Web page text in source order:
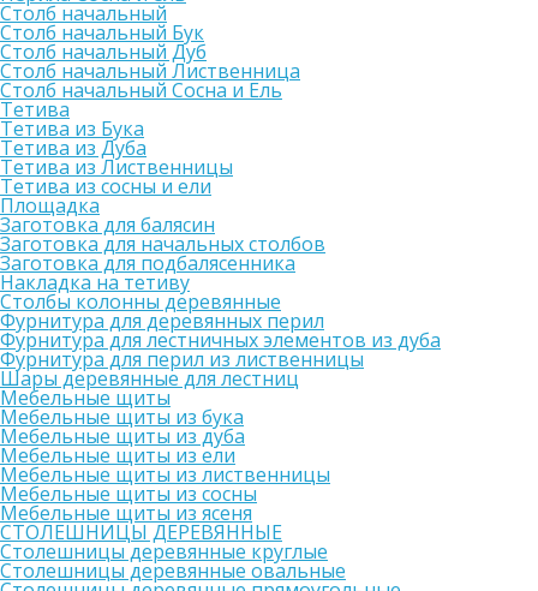
Столб начальный
Столб начальный Бук
Столб начальный Дуб
Столб начальный Лиственница
Столб начальный Сосна и Ель
Тетива
Тетива из Бука
Тетива из Дуба
Тетива из Лиственницы
Тетива из сосны и ели
Площадка
Заготовка для балясин
Заготовка для начальных столбов
Заготовка для подбалясенника
Накладка на тетиву
Столбы колонны деревянные
Фурнитура для деревянных перил
Фурнитура для лестничных элементов из дуба
Фурнитура для перил из лиственницы
Шары деревянные для лестниц
Мебельные щиты
Мебельные щиты из бука
Мебельные щиты из дуба
Мебельные щиты из ели
Мебельные щиты из лиственницы
Мебельные щиты из сосны
Мебельные щиты из ясеня
СТОЛЕШНИЦЫ ДЕРЕВЯННЫЕ
Столешницы деревянные круглые
Столешницы деревянные овальные